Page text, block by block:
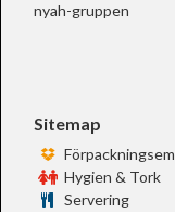
nyah-gruppen
Sitemap
Hygien & Tork
Servering